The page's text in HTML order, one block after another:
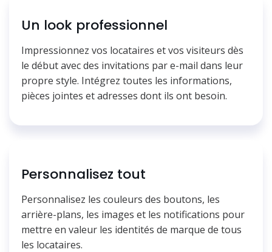
Un look professionnel
Impressionnez vos locataires et vos visiteurs dès
le début avec des invitations par e-mail dans leur
propre style. Intégrez toutes les informations,
pièces jointes et adresses dont ils ont besoin.
Personnalisez tout
Personnalisez les couleurs des boutons, les
arrière-plans, les images et les notifications pour
mettre en valeur les identités de marque de tous
les locataires.